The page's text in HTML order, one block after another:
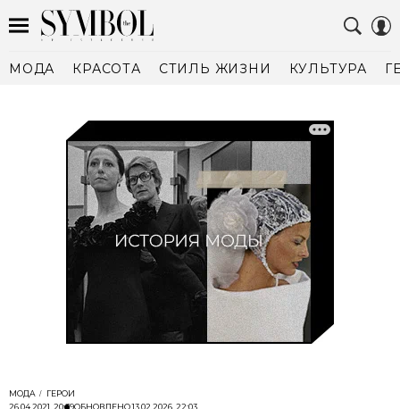
МОДА КРАСОТА СТИЛЬ ЖИЗНИ КУЛЬТУРА
МОДА
ГЕРОИ
26.04.2021, 20:39ОБНОВЛЕНО13.02.2026, 22:03